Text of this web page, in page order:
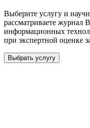
Выберите услугу и
рассматриваете журнал
информационныx
при экспертной оценке
Выбрать услугу